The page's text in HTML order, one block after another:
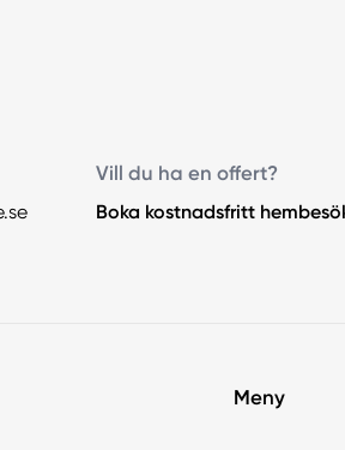
Vill du ha en offert?
Boka kostnadsfritt
Meny